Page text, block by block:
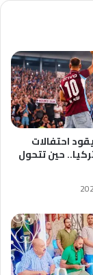
احتفالات
حين تتحول